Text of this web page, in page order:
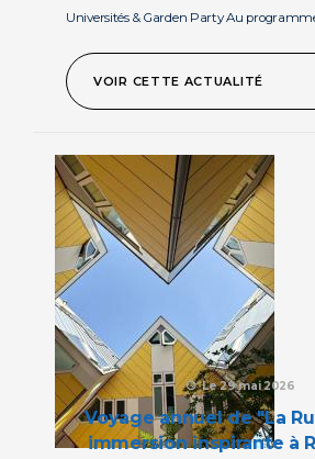
Universités & Garden Party Au
VOIR CETTE ACTUALITÉ
Le 29 mai 2026
Voyage annuel de "La Ruche" : Une
immersion inspirante à